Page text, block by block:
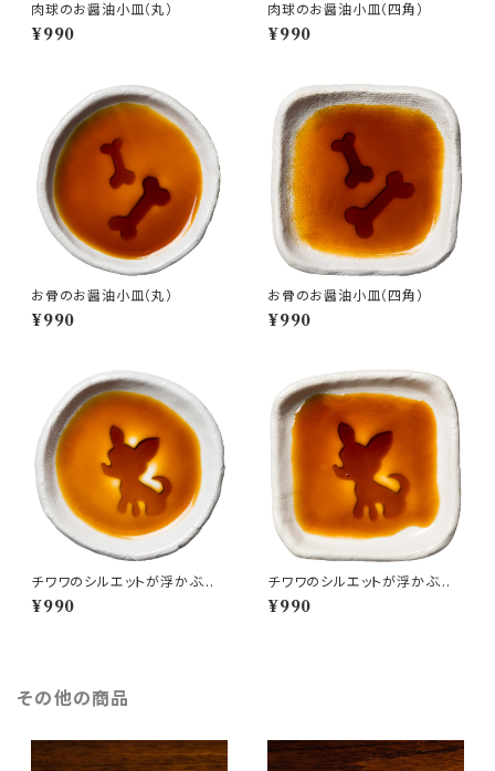
肉球のお醤油小皿（丸）
¥990
肉球のお醤油小皿（四角）
¥990
お骨のお醤油小皿（丸）
¥990
お骨のお醤油小皿（四角）
¥990
チワワのシルエットが浮かぶお
醤油小皿（丸）
¥990
チワワのシルエットが浮かぶ醤
油皿（四角）
¥990
その他の商品